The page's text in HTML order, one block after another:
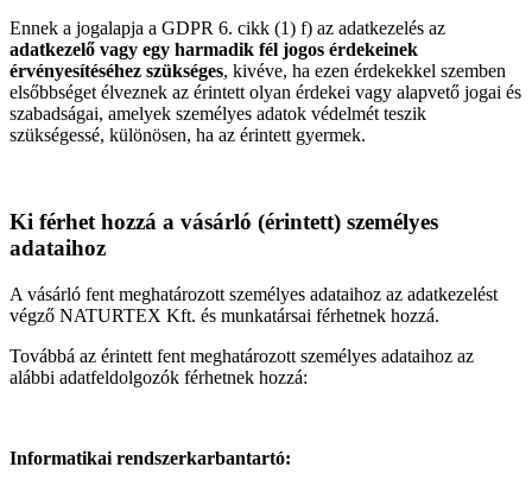
Ennek a jogalapja a GDPR 6. cikk (1) f) az adatkezelés az
adatkezelő vagy egy harmadik fél jogos érdekeinek
érvényesítéséhez szükséges, kivéve, ha ezen érdekekkel szemben
elsőbbséget élveznek az érintett olyan érdekei vagy alapvető jogai és
szabadságai, amelyek személyes adatok védelmét teszik
szükségessé, különösen, ha az érintett gyermek.
Ki férhet hozzá a vásárló (érintett) személyes
adataihoz
A vásárló fent meghatározott személyes adataihoz az adatkezelést
végző NATURTEX Kft. és munkatársai férhetnek hozzá.
Továbbá az érintett fent meghatározott személyes adataihoz az
alábbi adatfeldolgozók férhetnek hozzá:
Informatikai rendszerkarbantartó: